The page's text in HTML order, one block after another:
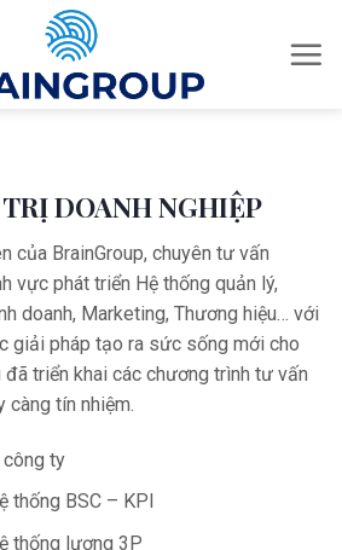
DOANH NGHIỆP
của BrainGroup, chuyên tư vấn
vực phát triển Hệ thống quản lý,
doanh, Marketing, Thương hiệu… với
giải pháp tạo ra sức sống mới cho
triển khai các chương trình tư vấn
tín nhiệm.
ty
thống BSC – KPI
thống lương 3P